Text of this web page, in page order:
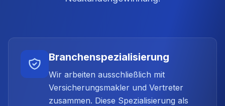
Branchenspezialisierung
Wir arbeiten ausschließlich mit
Versicherungsmakler und Vertreter
zusammen. Diese Spezialisierung als